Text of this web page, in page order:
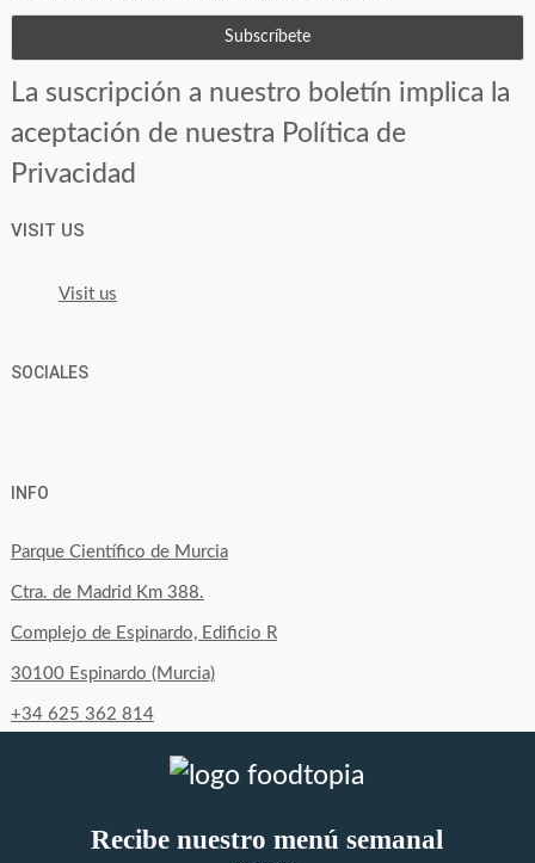
La suscripción a nuestro boletín implica la
aceptación de nuestra Política de
Privacidad
VISIT US
Visit us
SOCIALES
on
Facebook
on
Twitter
on
Instagram
INFO
Parque Científico de Murcia
Ctra. de Madrid Km 388.
Complejo de Espinardo, Edificio R
30100 Espinardo (Murcia)
+34 625 362 814
Recibe nuestro menú semanal